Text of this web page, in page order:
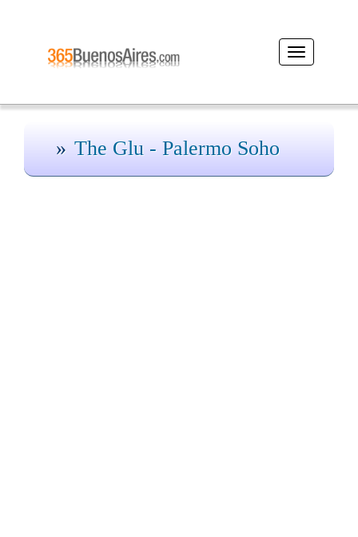
Desplegar
navegación
The Glu - Palermo Soho